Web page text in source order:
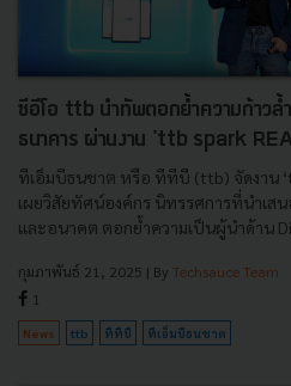
ซีอีโอ ttb นำทัพตอกย้ำความก้าว
ธนาคาร ผ่านงาน 'ttb spark
ทีเอ็มบีธนชาต หรือ ทีทีบี (ttb) จัดงาน
เผยวิสัยทัศน์องค์กร นิทรรศการที่นำเ
และอนาคต ตอกย้ำความเป็นผู้นำด้าน
กุมภาพันธ์ 21, 2025 | By Techsauce Team
1
News ttb ทีทีบี ทีเอ็มบีธนชาต